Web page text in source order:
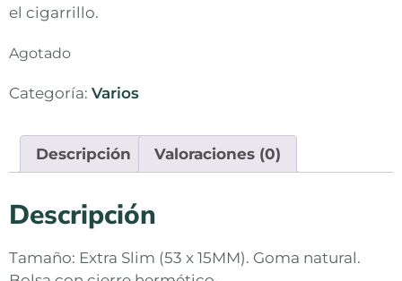
el cigarrillo.
Agotado
Categoría: Varios
Descripción Valoraciones (0)
Descripción
Tamaño: Extra Slim (53 x 15MM). Goma natural.